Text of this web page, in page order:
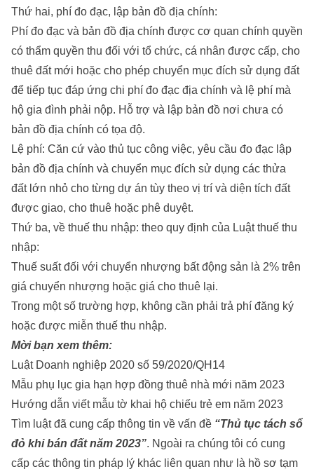
Thứ hai, phí đo đạc, lập bản đồ địa chính:
Phí đo đạc và bản đồ địa chính được cơ quan chính quyền
có thẩm quyền thu đối với tổ chức, cá nhân được cấp, cho
thuê đất mới hoặc cho phép chuyển mục đích sử dụng đất
để tiếp tục đáp ứng chi phí đo đạc địa chính và lệ phí mà
hộ gia đình phải nộp. Hỗ trợ và lập bản đồ nơi chưa có
bản đồ địa chính có tọa độ.
Lệ phí: Căn cứ vào thủ tục công việc, yêu cầu đo đạc lập
bản đồ địa chính và chuyển mục đích sử dụng các thửa
đất lớn nhỏ cho từng dự án tùy theo vị trí và diện tích đất
được giao, cho thuê hoặc phê duyệt.
Thứ ba, về thuế thu nhập: theo quy định của Luật thuế thu
nhập:
Thuế suất đối với chuyển nhượng bất động sản là 2% trên
giá chuyển nhượng hoặc giá cho thuê lại.
Trong một số trường hợp, không cần phải trả phí đăng ký
hoặc được miễn thuế thu nhập.
Mời bạn xem thêm:
Luật Doanh nghiệp 2020 số 59/2020/QH14
Mẫu phụ lục gia hạn hợp đồng thuê nhà mới năm 2023
Hướng dẫn viết mẫu tờ khai hộ chiếu trẻ em năm 2023
Tìm luậtđã cung cấp thông tin về vấn đề “Thủ tục tách sổ
đỏ khi bán đất năm 2023”. Ngoài ra chúng tôi có cung
cấp các thông tin pháp lý khác liên quan như là hồ sơ tạm